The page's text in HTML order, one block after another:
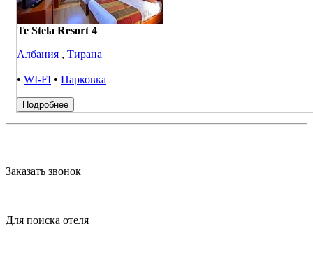
Te Stela Resort 4
Албания , Тирана
• WI-FI • Парковка
Подробнее
Заказать звонок
Для поиска отеля